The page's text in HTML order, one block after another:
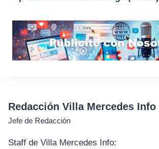
Redacción Villa Mercedes Info
Jefe de Redacción
Staff de Villa Mercedes Info: